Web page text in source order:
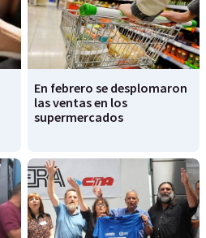
En febrero se desplomaron
las ventas en los
supermercados